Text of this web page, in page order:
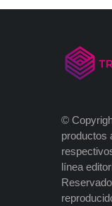
©
productos
línea